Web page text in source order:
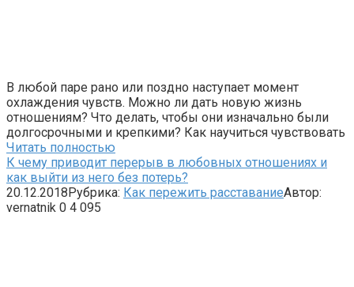
В любой паре рано или поздно наступает момент
охлаждения чувств. Можно ли дать новую жизнь
отношениям? Что делать, чтобы они изначально были
долгосрочными и крепкими? Как научиться чувствовать
Читать полностью
К чему приводит перерыв в любовных отношениях и
как выйти из него без потерь?
20.12.2018Рубрика: Как пережить расставаниеАвтор:
vernatnik 0 4 095